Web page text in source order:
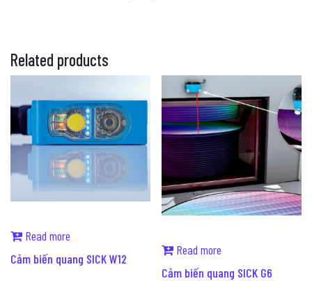
Related products
Read more
Cảm biến quang SICK W12
Read more
Cảm biến quang SICK G6